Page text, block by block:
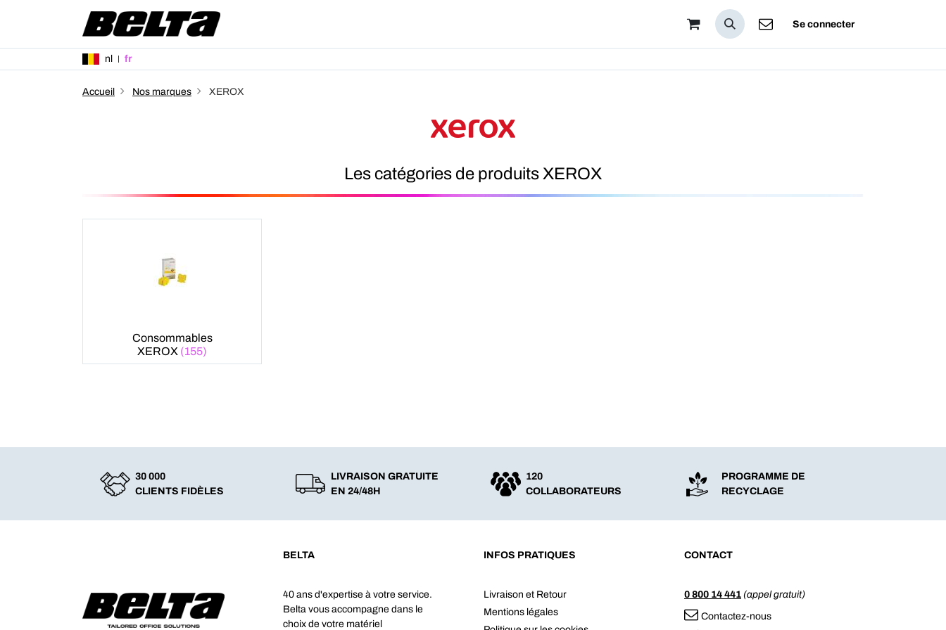
Se connecter
nl fr
Accueil Nos marques XEROX
Les catégories de produits XEROX
Consommables
XEROX (155)
30 000
CLIENTS FIDÈLES
LIVRAISON GRATUITE
EN 24/48H
120
COLLABORATEURS
PROGRAMME DE
RECYCLAGE
BELTA
40 ans d'expertise à votre service.
Belta vous accompagne dans le
choix de votre matériel
INFOS PRATIQUES
Livraison et Retour
Mentions légales
CONTACT
0 800 14 441 (appel gratuit)
Contactez-nous